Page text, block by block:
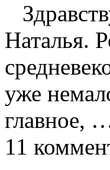
Наталья.
уже
главное,
11